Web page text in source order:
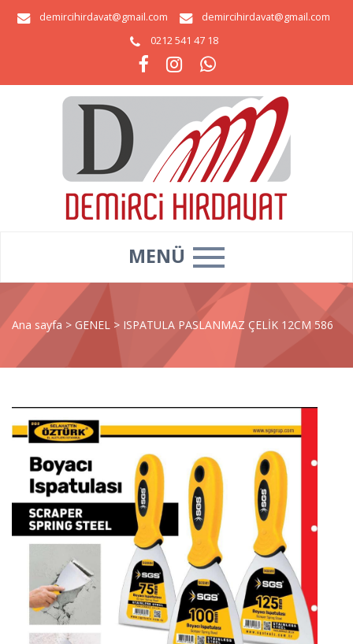
demircihirdavat@gmail.com
demircihirdavat@gmail.com
0212 541 47 18
MENÜ
Ana sayfa > GENEL > ISPATULA PASLANMAZ ÇELİK 12CM 586